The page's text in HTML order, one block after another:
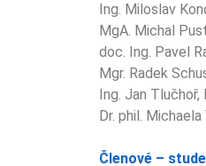
Ing. Miloslav
MgA. Michal
doc. Ing. Pavel
Mgr. Radek
Ing. Jan Tlučhoř,
Dr. phil.
Členové –